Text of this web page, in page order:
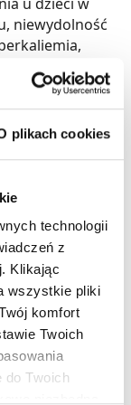
plikach cookies
technologii
z
Klikając
wszystkie pliki
komfort
Twoich
do Twoich
niewydolność
przekraczaj
wątpliwości
recepty